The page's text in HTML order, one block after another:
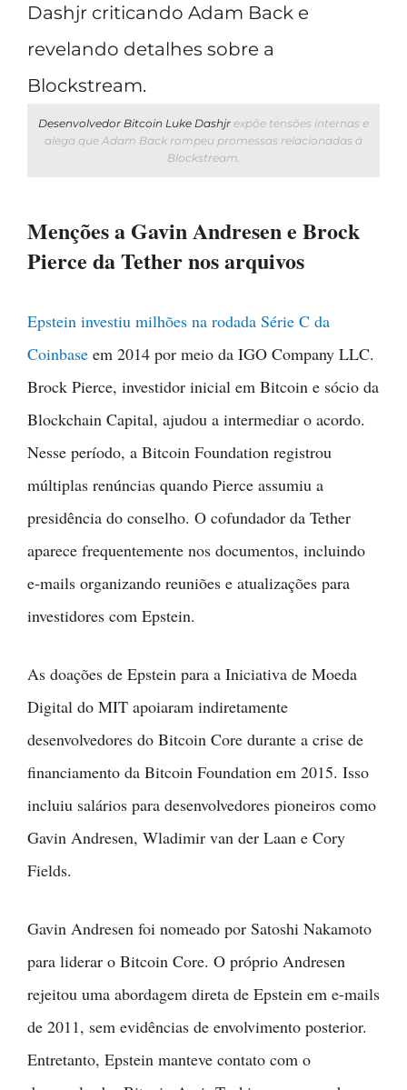
Desenvolvedor Bitcoin Luke Dashjr expõe tensões internas e
alega que Adam Back rompeu promessas relacionadas à
Blockstream.
Menções a Gavin Andresen e Brock
Pierce da Tether nos arquivos
Epstein investiu milhões na rodada Série C da
Coinbase em 2014 por meio da IGO Company LLC.
Brock Pierce, investidor inicial em Bitcoin e sócio da
Blockchain Capital, ajudou a intermediar o acordo.
Nesse período, a Bitcoin Foundation registrou
múltiplas renúncias quando Pierce assumiu a
presidência do conselho. O cofundador da Tether
aparece frequentemente nos documentos, incluindo
e-mails organizando reuniões e atualizações para
investidores com Epstein.
As doações de Epstein para a Iniciativa de Moeda
Digital do MIT apoiaram indiretamente
desenvolvedores do Bitcoin Core durante a crise de
financiamento da Bitcoin Foundation em 2015. Isso
incluiu salários para desenvolvedores pioneiros como
Gavin Andresen, Wladimir van der Laan e Cory
Fields.
Gavin Andresen foi nomeado por Satoshi Nakamoto
para liderar o Bitcoin Core. O próprio Andresen
rejeitou uma abordagem direta de Epstein em e-mails
de 2011, sem evidências de envolvimento posterior.
Entretanto, Epstein manteve contato com o